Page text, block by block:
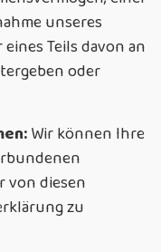
unseres
Teils davon an
oder
Wir können Ihre
von diesen
zu